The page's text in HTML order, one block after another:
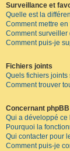
Surveillance et
Quelle est la
Comment mettre
Comment surveiller
Comment puis-je
Fichiers joints
Quels fichiers joints
Comment trouver
Concernant phpBB
Qui a développé
Pourquoi la
Qui contacter pour
Comment puis-je